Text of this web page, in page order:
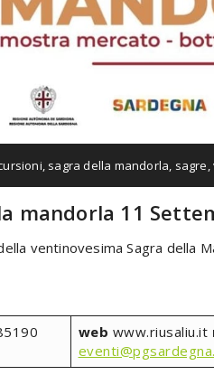
, sagra della mandorla, sagre,
mandorla 11
ventinovesima Sagra della
web www.riusaliu.it